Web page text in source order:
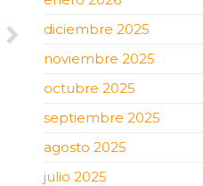
diciembre 2025
noviembre 2025
octubre 2025
septiembre 2025
agosto 2025
julio 2025